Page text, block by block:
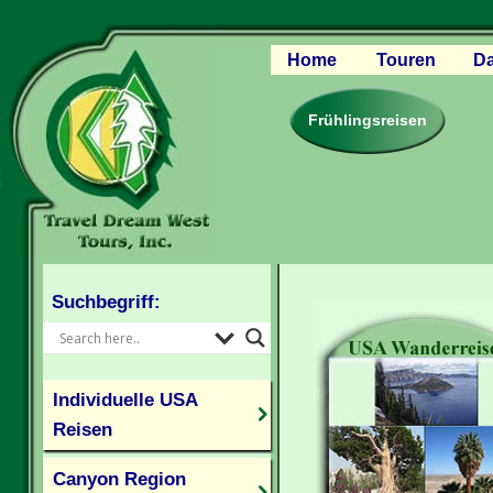
Home
Touren
Canyon Region
Rocky
Pazifischer
Frühlingsreisen
Suchbegriff:
Individuelle USA
Reisen
Canyon Region